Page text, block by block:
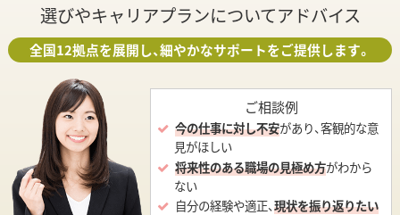
選びやキャリアプランについてアドバイス
全国12拠点を展開し、細やかなサポートをご提供します。
ご相談例
今の仕事に対し不安があり、客観的な意
見がほしい
将来性のある職場の見極め方がわから
ない
自分の経験や適正、現状を振り返りたい